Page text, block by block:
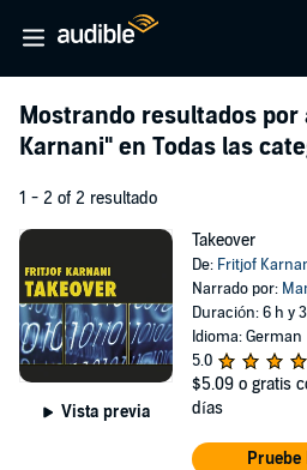
Mostrando resultados por
Karnani" en Todas las
1 - 2 of 2 resultado
Vista previa
Takeover
De: Fritjof
Narrado por:
Duración: 6 h y
Idioma: German
5.0
$5.09 o gratis
días